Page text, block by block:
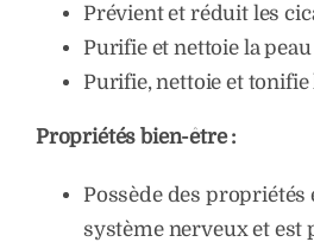
Prévient et réduit les
Purifie et nettoie la
Purifie, nettoie et
Propriétés bien-être :
Possède des
système nerveux et